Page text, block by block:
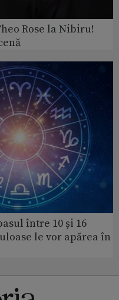
Rose la Nibiru!
între 10 și 16
le vor apărea în